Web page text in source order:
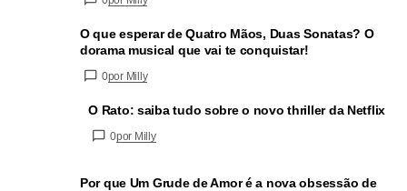
O que esperar de Quatro Mãos, Duas Sonatas? O
dorama musical que vai te conquistar!
0por Milly
O Rato: saiba tudo sobre o novo thriller da Netflix
0por Milly
Por que Um Grude de Amor é a nova obsessão de